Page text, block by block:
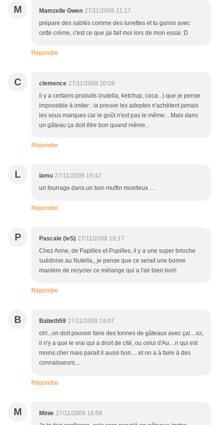
M Mamzelle Gwen 27/11/2008 21:17
prépare des sablés comme des lunettes et tu garnis avec
cette crème, c'est ce que jai fait moi lors de mon essai :D
Répondre
C clemence 27/11/2008 20:08
il y a certains produits (nutella, ketchup, coca...) que je pense
impossible à imiter : la preuve les adeptes n'achètent jamais
les sous marques car le goût n'est pas le même... Mais dans
un gâteau ça doit être bon quand même...
Répondre
L lamu 27/11/2008 19:42
un fourrage dans un bon muffin moelleux ...
Répondre
P Pascale (ivS) 27/11/2008 19:17
Chez Anne, de Papilles et Pupilles, il y a une super brioche
suédoise au Nutella,, je pense que ce serait une bonne
manière de recycler ce mélange qui a l'air bien bon!
Répondre
B Babeth59 27/11/2008 19:07
oh!...on doit pouvoir faire des tonnes de gâteaux avec ça!....ici,
il n'y a que le vrai qui a droit de cité, ou celui d'Au....n qui est
moins cher mais parait il aussi bon.....et on a à faire à des
connaisseurs....
Répondre
M Minie 27/11/2008 18:58